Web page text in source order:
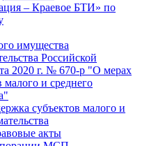
– Краевое БТИ» по
имущества
Российской
2020 г. № 670-р "О мерах
и среднего
субъектов малого и
акты